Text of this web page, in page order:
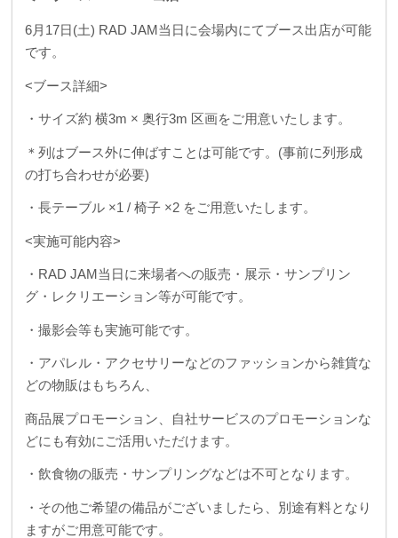
6月17日(土) RAD JAM当日に会場内にてブース出店が可能
です。
<ブース詳細>
・サイズ約 横3m × 奥行3m 区画をご用意いたします。
＊列はブース外に伸ばすことは可能です。(事前に列形成
の打ち合わせが必要)
・長テーブル ×1 / 椅子 ×2 をご用意いたします。
<実施可能内容>
・RAD JAM当日に来場者への販売・展示・サンプリン
グ・レクリエーション等が可能です。
・撮影会等も実施可能です。
・アパレル・アクセサリーなどのファッションから雑貨な
どの物販はもちろん、
商品展プロモーション、自社サービスのプロモーションな
どにも有効にご活用いただけます。
・飲食物の販売・サンプリングなどは不可となります。
・その他ご希望の備品がございましたら、別途有料となり
ますがご用意可能です。